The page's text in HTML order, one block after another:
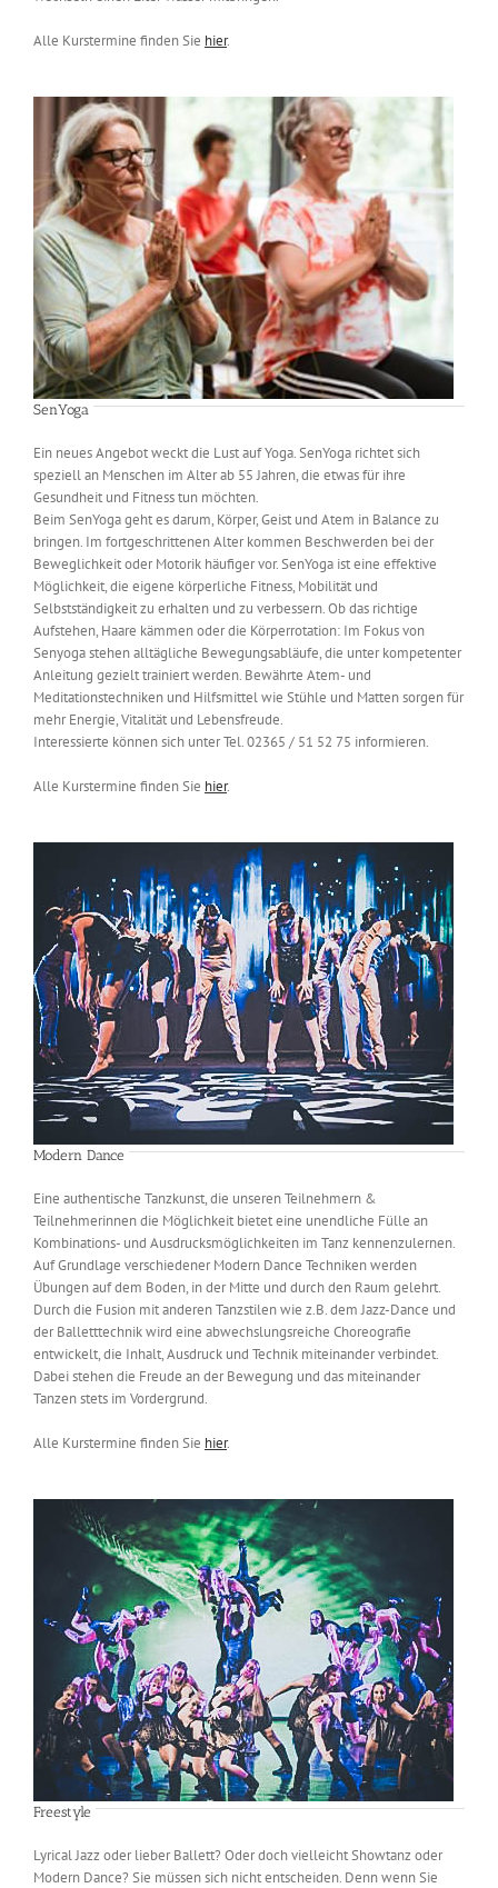
Alle Kurstermine finden Sie hier.
SenYoga
Ein neues Angebot weckt die Lust auf Yoga. SenYoga richtet sich
speziell an Menschen im Alter ab 55 Jahren, die etwas für ihre
Gesundheit und Fitness tun möchten.
Beim SenYoga geht es darum, Körper, Geist und Atem in Balance zu
bringen. Im fortgeschrittenen Alter kommen Beschwerden bei der
Beweglichkeit oder Motorik häufiger vor. SenYoga ist eine effektive
Möglichkeit, die eigene körperliche Fitness, Mobilität und
Selbstständigkeit zu erhalten und zu verbessern. Ob das richtige
Aufstehen, Haare kämmen oder die Körperrotation: Im Fokus von
Senyoga stehen alltägliche Bewegungsabläufe, die unter kompetenter
Anleitung gezielt trainiert werden. Bewährte Atem- und
Meditationstechniken und Hilfsmittel wie Stühle und Matten sorgen für
mehr Energie, Vitalität und Lebensfreude.
Interessierte können sich unter Tel. 02365 / 51 52 75 informieren.
Alle Kurstermine finden Sie hier.
Modern Dance
Eine authentische Tanzkunst, die unseren Teilnehmern &
Teilnehmerinnen die Möglichkeit bietet eine unendliche Fülle an
Kombinations- und Ausdrucksmöglichkeiten im Tanz kennenzulernen.
Auf Grundlage verschiedener Modern Dance Techniken werden
Übungen auf dem Boden, in der Mitte und durch den Raum gelehrt.
Durch die Fusion mit anderen Tanzstilen wie z.B. dem Jazz-Dance und
der Balletttechnik wird eine abwechslungsreiche Choreografie
entwickelt, die Inhalt, Ausdruck und Technik miteinander verbindet.
Dabei stehen die Freude an der Bewegung und das miteinander
Tanzen stets im Vordergrund.
Alle Kurstermine finden Sie hier.
Freestyle
Lyrical Jazz oder lieber Ballett? Oder doch vielleicht Showtanz oder
Modern Dance? Sie müssen sich nicht entscheiden. Denn wenn Sie